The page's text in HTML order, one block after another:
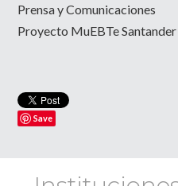
Prensa y Comunicaciones
Proyecto MuEBTe Santander
Save